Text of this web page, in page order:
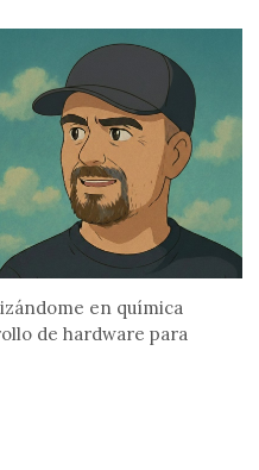
en química
de hardware para